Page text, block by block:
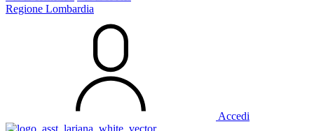
Regione Lombardia
Accedi